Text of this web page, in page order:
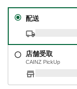
配送
店舗受取
CAINZ PickUp